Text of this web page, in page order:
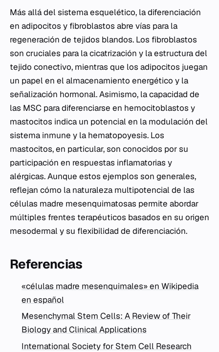
Más allá del sistema esquelético, la diferenciación
en adipocitos y fibroblastos abre vías para la
regeneración de tejidos blandos. Los fibroblastos
son cruciales para la cicatrización y la estructura del
tejido conectivo, mientras que los adipocitos juegan
un papel en el almacenamiento energético y la
señalización hormonal. Asimismo, la capacidad de
las MSC para diferenciarse en hemocitoblastos y
mastocitos indica un potencial en la modulación del
sistema inmune y la hematopoyesis. Los
mastocitos, en particular, son conocidos por su
participación en respuestas inflamatorias y
alérgicas. Aunque estos ejemplos son generales,
reflejan cómo la naturaleza multipotencial de las
células madre mesenquimatosas permite abordar
múltiples frentes terapéuticos basados en su origen
mesodermal y su flexibilidad de diferenciación.
Referencias
«células madre mesenquimales» en Wikipedia
en español
Mesenchymal Stem Cells: A Review of Their
Biology and Clinical Applications
International Society for Stem Cell Research